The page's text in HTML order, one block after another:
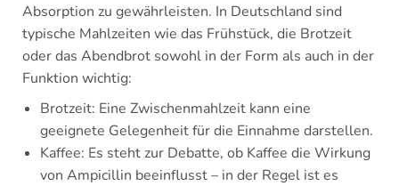
Absorption zu gewährleisten. In Deutschland sind
typische Mahlzeiten wie das Frühstück, die Brotzeit
oder das Abendbrot sowohl in der Form als auch in der
Funktion wichtig:
Brotzeit: Eine Zwischenmahlzeit kann eine
geeignete Gelegenheit für die Einnahme darstellen.
Kaffee: Es steht zur Debatte, ob Kaffee die Wirkung
von Ampicillin beeinflusst – in der Regel ist es